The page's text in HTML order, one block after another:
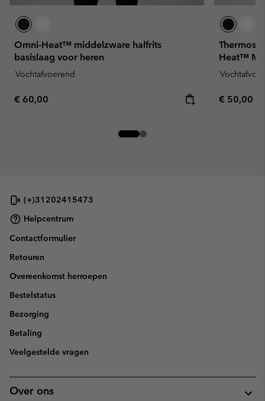
Omni-Heat™ middelzware halfrits
basislaag voor heren
Vochtafvoerend
Regular price:
€ 60,00
Heat™
Regular
€ 50,00
(+)31202415473
Helpcentrum
Contactformulier
Retouren
Overeenkomst herroepen
Bestelstatus
Bezorging
Betaling
Veelgestelde vragen
Over ons